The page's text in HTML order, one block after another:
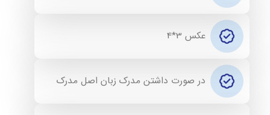
عکس 3*4
در صورت داشتن مدرک زبان اصل مدرک